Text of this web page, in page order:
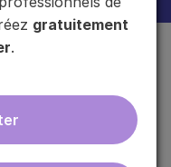
gratuitement
.
médicales